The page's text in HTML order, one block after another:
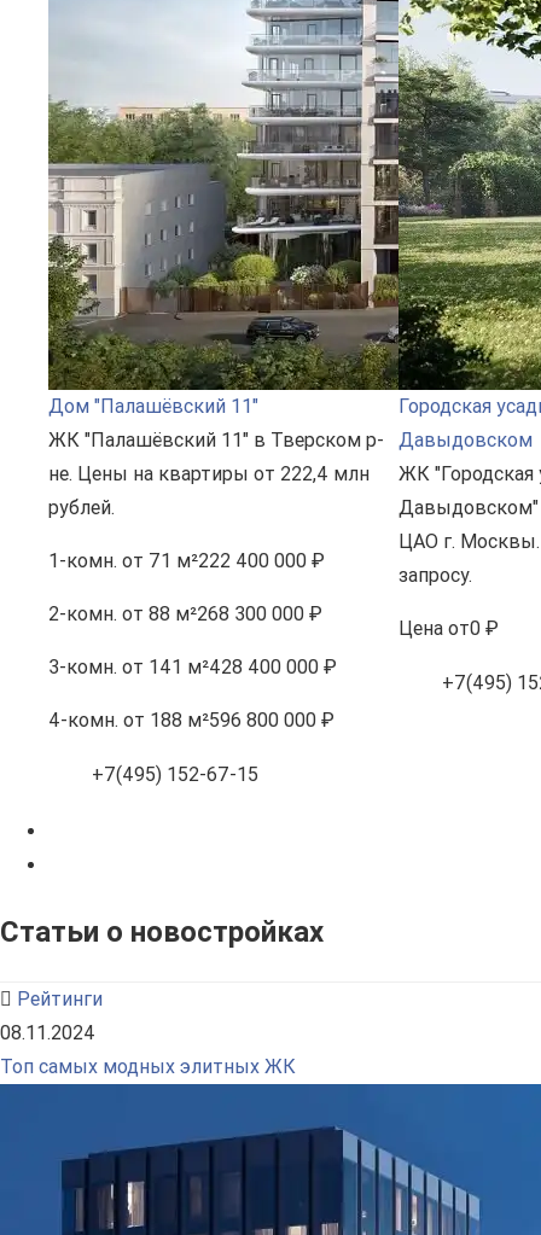
Дом "Палашёвский 11"
ЖК "Палашёвский 11" в Тверском р-
не. Цены на квартиры от 222,4 млн
рублей.
1-комн. от 71 м²222 400 000 ₽
2-комн. от 88 м²268 300 000 ₽
3-комн. от 141 м²428 400 000 ₽
4-комн. от 188 м²596 800 000 ₽
+7(495) 152-67-15
Городская
Давыдовском
ЖК "Городская
Давыдовском"
ЦАО г. Москвы.
запросу.
Цена от0 ₽
+7(495)
Статьи о новостройках
Рейтинги
08.11.2024
Топ самых модных элитных ЖК